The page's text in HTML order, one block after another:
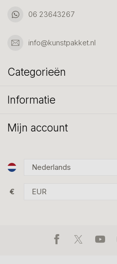
06 23643267
info@kunstpakket.nl
Categorieën
Informatie
Mijn account
€